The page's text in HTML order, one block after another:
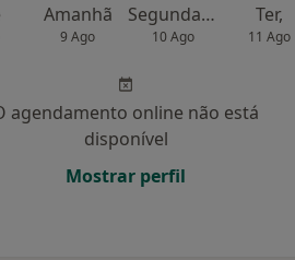
Amanhã
9 Ago
Segunda-feira
10 Ago
Ter,
11 Ago
agendamento online não está
disponível
Mostrar perfil